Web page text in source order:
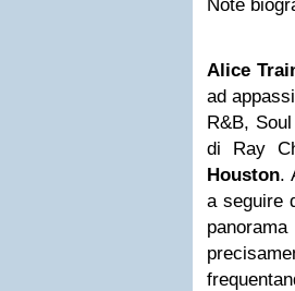
Note
Alice
ad
R&B,
di Ray
Houston.
a seguire